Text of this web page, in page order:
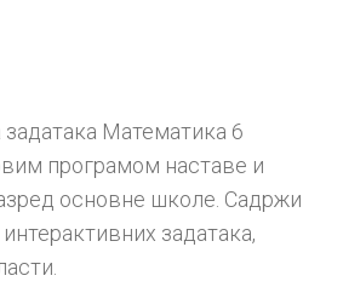
Математика 6
програмом наставе и
основне школе. Садржи
задатака,